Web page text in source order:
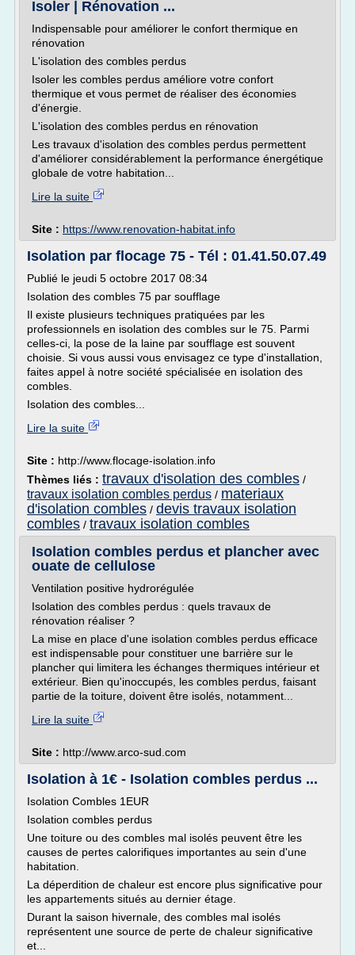
Isoler | Rénovation ...
Indispensable pour améliorer le confort thermique en
rénovation
L'isolation des combles perdus
Isoler les combles perdus améliore votre confort
thermique et vous permet de réaliser des économies
d'énergie.
L'isolation des combles perdus en rénovation
Les travaux d'isolation des combles perdus permettent
d'améliorer considérablement la performance énergétique
globale de votre habitation...
Lire la suite
Site : https://www.renovation-habitat.info
Isolation par flocage 75 - Tél : 01.41.50.07.49
Publié le jeudi 5 octobre 2017 08:34
Isolation des combles 75 par soufflage
Il existe plusieurs techniques pratiquées par les
professionnels en isolation des combles sur le 75. Parmi
celles-ci, la pose de la laine par soufflage est souvent
choisie. Si vous aussi vous envisagez ce type d'installation,
faites appel à notre société spécialisée en isolation des
combles.
Isolation des combles...
Lire la suite
Site : http://www.flocage-isolation.info
Thèmes liés : travaux d'isolation des combles /
travaux isolation combles perdus / materiaux
d'isolation combles / devis travaux isolation
combles / travaux isolation combles
Isolation combles perdus et plancher avec
ouate de cellulose
Ventilation positive hydrorégulée
Isolation des combles perdus : quels travaux de
rénovation réaliser ?
La mise en place d'une isolation combles perdus efficace
est indispensable pour constituer une barrière sur le
plancher qui limitera les échanges thermiques intérieur et
extérieur. Bien qu'inoccupés, les combles perdus, faisant
partie de la toiture, doivent être isolés, notamment...
Lire la suite
Site : http://www.arco-sud.com
Isolation à 1€ - Isolation combles perdus ...
Isolation Combles 1EUR
Isolation combles perdus
Une toiture ou des combles mal isolés peuvent être les
causes de pertes calorifiques importantes au sein d'une
habitation.
La déperdition de chaleur est encore plus significative pour
les appartements situés au dernier étage.
Durant la saison hivernale, des combles mal isolés
représentent une source de perte de chaleur significative
et...